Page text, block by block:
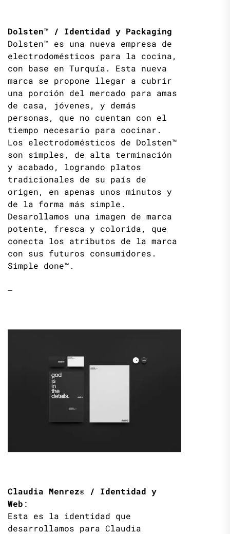
Dolsten™ / Identidad y Packaging
Dolsten™ es una nueva empresa de
electrodomésticos para la cocina,
con base en Turquía. Esta nueva
marca se propone llegar a cubrir
una porción del mercado para amas
de casa, jóvenes, y demás
personas, que no cuentan con el
tiempo necesario para cocinar.
Los electrodomésticos de Dolsten™
son simples, de alta terminación
y acabado, logrando platos
tradicionales de su país de
origen, en apenas unos minutos y
de la forma más simple.
Desarollamos una imagen de marca
potente, fresca y colorida, que
conecta los atributos de la marca
con sus futuros consumidores.
Simple done™.
—
Claudia Menrez® / Identidad y
Web :
Esta es la identidad que
desarrollamos para Claudia